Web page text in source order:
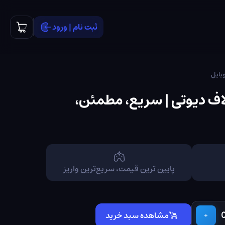
ثبت نام | ورود
کالاف دیوتی | سریع، مطمئن،
پایین ترین قیمت، سریع‌ترین واریز
مشاهده سبد خرید